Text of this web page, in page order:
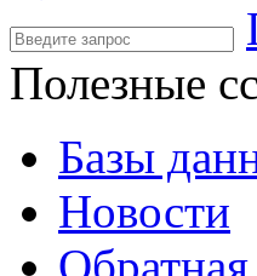
Полезные
Базы
Новости
Обратная